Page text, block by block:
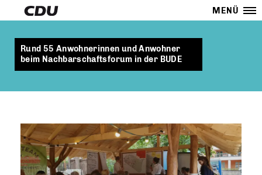
MENÜ
Rund 55 Anwohnerinnen und Anwohner
beim Nachbarschaftsforum in der BUDE